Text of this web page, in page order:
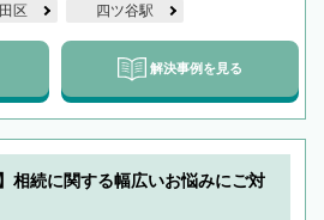
区 四ツ谷駅
解決事例を見る
相続に関する幅広いお悩みにご対